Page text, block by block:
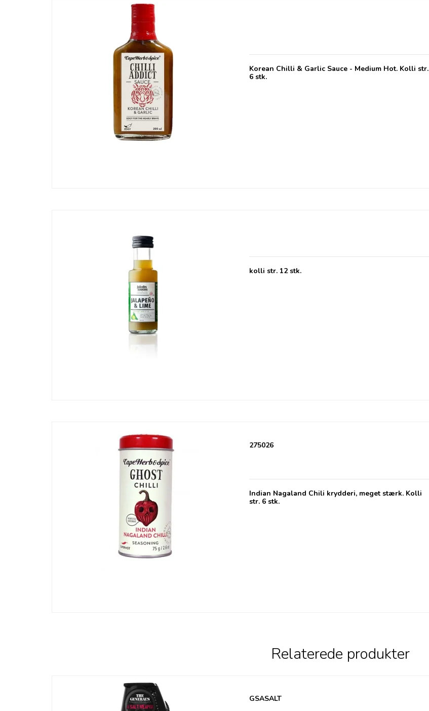
Korean Chilli & Garlic Sauce - Medium Hot. Kolli str.
6 stk.
kolli str. 12 stk.
275026
Indian Nagaland Chili krydderi, meget stærk. Kolli
str. 6 stk.
Relaterede produkter
GSASALT